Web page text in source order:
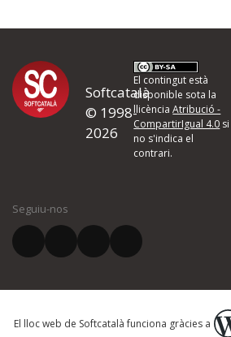
Softcatalà
© 1998-
2026
El contingut està
disponible sota la
llicènciaAtribució -
CompartirIgual 4.0 si
no s'indica el
contrari.
Seguiu-nos
El lloc web de Softcatalà funciona gràcies a